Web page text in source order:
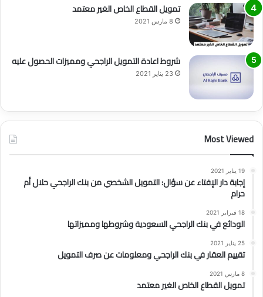
تمويل القطاع الخاص الغير معتمد
8 مارس 2021
شروط اعادة التمويل الراجحي ومميزات الحصول عليه
23 يناير 2021
Most Viewed
19 يناير 2021
إجابة دار الإفتاء عن سؤال: التمويل الشخصي من بنك الراجحي حلال أم
حرام
18 فبراير 2021
الودائع في بنك الراجحي السعودية وشروطها ومميزاتها
25 يناير 2021
تقييم العقار في بنك الراجحي ومعلومات عن صرف التمويل
8 مارس 2021
تمويل القطاع الخاص الغير معتمد